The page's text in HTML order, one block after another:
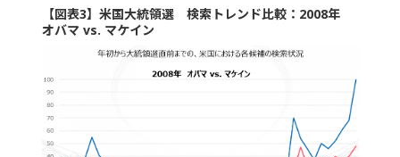
【図表3】米国大統領選 検索トレンド比較：2008年
オバマ vs. マケイン